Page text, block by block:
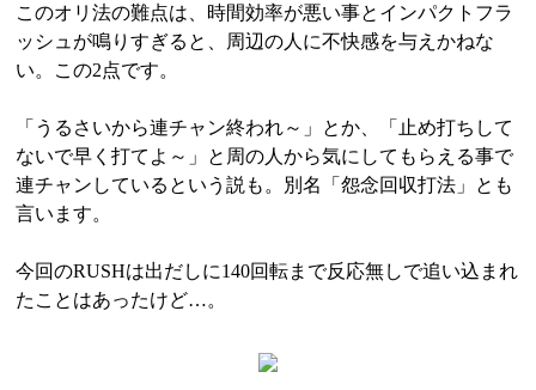
このオリ法の難点は、時間効率が悪い事とインパクトフラ
ッシュが鳴りすぎると、周辺の人に不快感を与えかねな
い。この2点です。
「うるさいから連チャン終われ～」とか、「止め打ちして
ないで早く打てよ～」と周の人から気にしてもらえる事で
連チャンしているという説も。別名「怨念回収打法」とも
言います。
今回のRUSHは出だしに140回転まで反応無しで追い込まれ
たことはあったけど…。